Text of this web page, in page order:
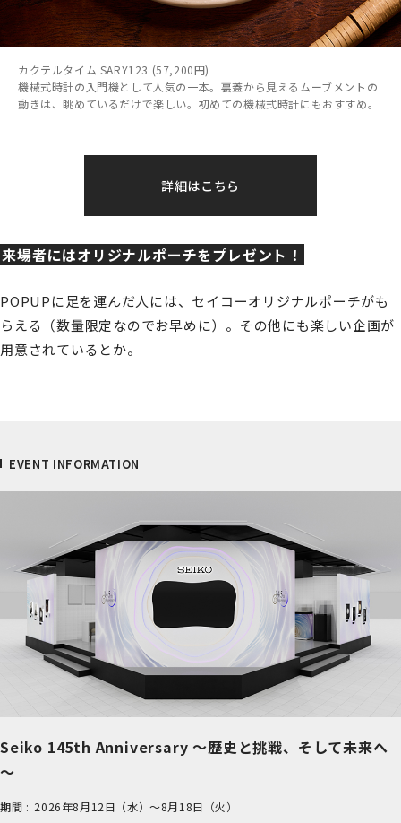
カクテルタイム SARY123 (57,200円)
機械式時計の入門機として人気の一本。裏蓋から見えるムーブメントの
動きは、眺めているだけで楽しい。初めての機械式時計にもおすすめ。
詳細はこちら
来場者にはオリジナルポーチをプレゼント！
POPUPに足を運んだ人には、セイコーオリジナルポーチがも
らえる（数量限定なのでお早めに）。その他にも楽しい企画が
用意されているとか。
EVENT INFORMATION
Seiko 145th Anniversary ～歴史と挑戦、そして未来へ
～
期間 : 2026年8月12日（水）～8月18日（火）